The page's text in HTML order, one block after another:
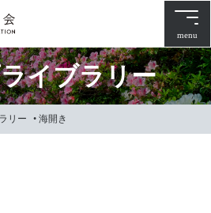
menu
イブラリー
リー •海開き